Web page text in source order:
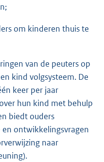
om kinderen thuis te
van de peuters op
kind volgsysteem. De
keer per jaar
hun kind met behulp
biedt ouders
ontwikkelingsvragen
naar